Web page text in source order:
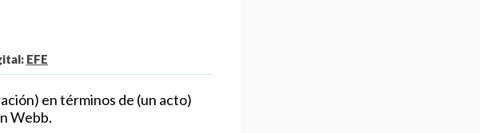
EFE
en términos de (un acto)
Webb.